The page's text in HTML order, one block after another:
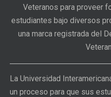
Veteranos para proveer
estudiantes bajo diversos
una marca registrada del
La Universidad
un proceso para que sus